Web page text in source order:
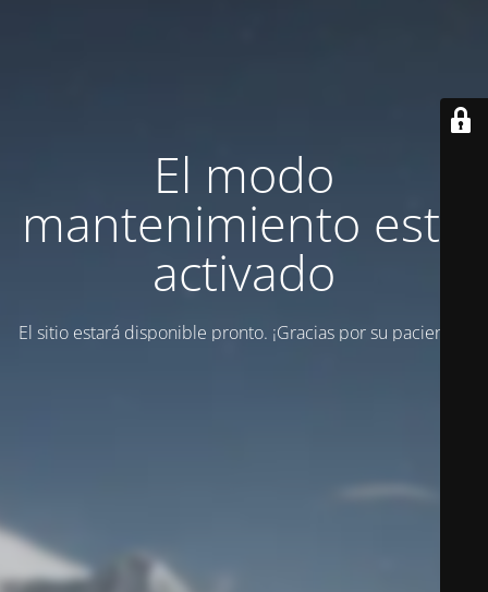
El modo
mantenimiento está
activado
El sitio estará disponible pronto. ¡Gracias por su paciencia!